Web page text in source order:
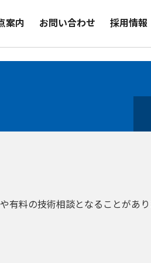
案内 お問い合わせ 採用情報
料の技術相談となることがあり